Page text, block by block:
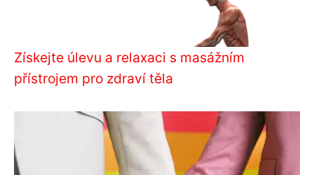
Získejte úlevu a relaxaci s masážním
přístrojem pro zdraví těla